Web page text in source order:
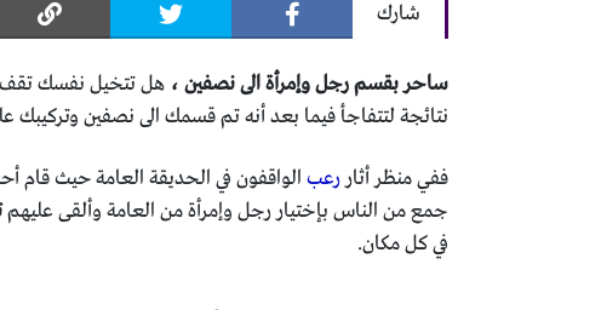
شارك
ساحر بقسم رجل وإمرأة الى نصفين ، هل تتخيل نفسك تقف
نتائجة لتتفاجأ فيما بعد أنه تم قسمك الى نصفين
ففي منظر أثار رعب الواقفون في الحديقة العامة حيث
جمع من الناس بإختيار رجل وإمرأة من العامة وألقى عليهم
في كل مكان.